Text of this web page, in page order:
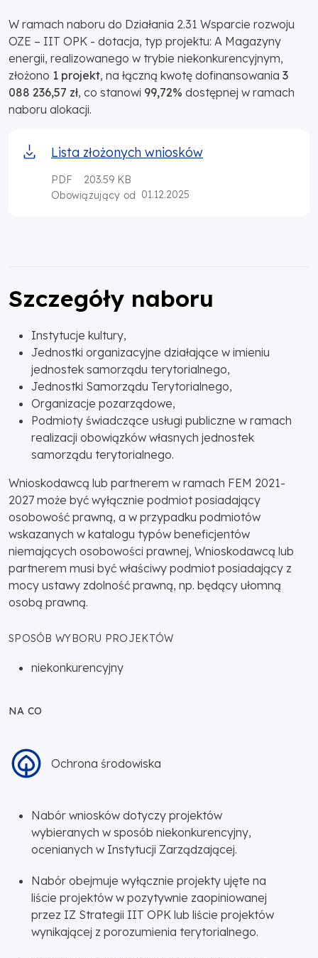
W ramach naboru do Działania 2.31 Wsparcie rozwoju
OZE – IIT OPK - dotacja, typ projektu: A Magazyny
energii, realizowanego w trybie niekonkurencyjnym,
złożono 1 projekt, na łączną kwotę dofinansowania 3
088 236,57 zł, co stanowi 99,72% dostępnej w ramach
naboru alokacji.
Lista złożonych wniosków
PDF
203.59 KB
Obowiązujący od 01.12.2025
Szczegóły naboru
Instytucje kultury,
Jednostki organizacyjne działające w imieniu
jednostek samorządu terytorialnego,
Jednostki Samorządu Terytorialnego,
Organizacje pozarządowe,
Podmioty świadczące usługi publiczne w ramach
realizacji obowiązków własnych jednostek
samorządu terytorialnego.
Wnioskodawcą lub partnerem w ramach FEM 2021-
2027 może być wyłącznie podmiot posiadający
osobowość prawną, a w przypadku podmiotów
wskazanych w katalogu typów beneficjentów
niemających osobowości prawnej, Wnioskodawcą lub
partnerem musi być właściwy podmiot posiadający z
mocy ustawy zdolność prawną, np. będący ułomną
osobą prawną.
SPOSÓB WYBORU PROJEKTÓW
niekonkurencyjny
NA CO
Ochrona środowiska
Nabór wniosków dotyczy projektów
wybieranych w sposób niekonkurencyjny,
ocenianych w Instytucji Zarządzającej.
Nabór obejmuje wyłącznie projekty ujęte na
liście projektów w pozytywnie zaopiniowanej
przez IZ Strategii IIT OPK lub liście projektów
wynikającej z porozumienia terytorialnego.